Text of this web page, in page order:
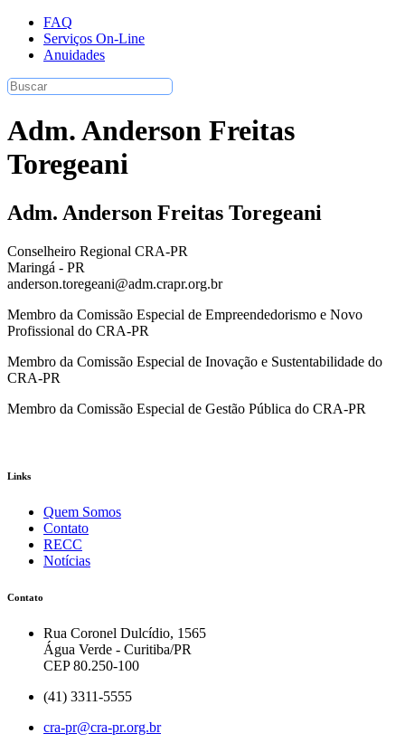
FAQ
Serviços On-Line
Anuidades
Adm. Anderson Freitas
Toregeani
Adm. Anderson Freitas Toregeani
Conselheiro Regional CRA-PR
Maringá - PR
anderson.toregeani@adm.crapr.org.br
Membro da Comissão Especial de Empreendedorismo e Novo
Profissional do CRA-PR
Membro da Comissão Especial de Inovação e Sustentabilidade do
CRA-PR
Membro da Comissão Especial de Gestão Pública do CRA-PR
Links
Quem Somos
Contato
RECC
Notícias
Contato
Rua Coronel Dulcídio, 1565
Água Verde - Curitiba/PR
CEP 80.250-100
(41) 3311-5555
cra-pr@cra-pr.org.br